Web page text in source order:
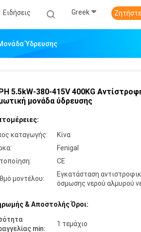
Ειδήσεις Greek
Ύδρευσης
5.5kW-380-415V 400KG
μονάδα ύδρευσης
καταγωγής:
Κίνα
Fenigal
CE
μοντέλου:
Εγκατάσταση
όσμωσης νερού αλμυρού
& Αποστολής Όροι:
min:
1 τεμάχιο